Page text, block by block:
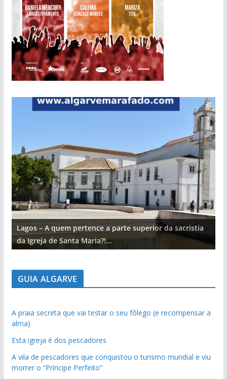
Lagos – A quem pertence a parte superior da sacristia
da Igreja de Santa Maria?!…
GUIA ALGARVE
A praia secreta que vai testar o seu fôlego (e recompensar a
alma)
Esta igreja é dos pescadores
A vila de pescadores que conquistou o turismo mundial e viu
morrer o “Príncipe Perfeito”